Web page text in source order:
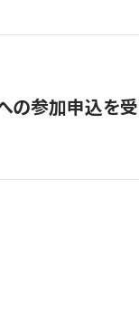
参加申込を受